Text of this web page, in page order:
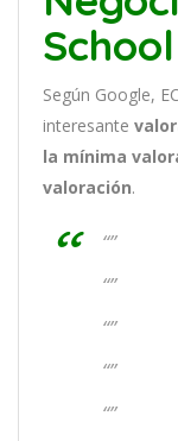
School
Según Google,
interesante
la mínima
valoración.
“”
“”
“”
“”
“”